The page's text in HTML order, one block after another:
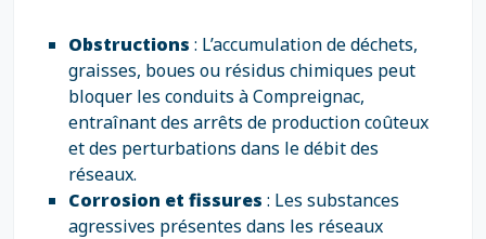
Obstructions : L’accumulation de déchets,
graisses, boues ou résidus chimiques peut
bloquer les conduits à Compreignac,
entraînant des arrêts de production coûteux
et des perturbations dans le débit des
réseaux.
Corrosion et fissures : Les substances
agressives présentes dans les réseaux